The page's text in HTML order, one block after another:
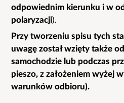
odpowiednim kierunku i w
polaryzacji).
Przy tworzeniu spisu tych
uwagę został wzięty także
samochodzie lub podczas
pieszo, z założeniem wyżej
warunków odbioru).